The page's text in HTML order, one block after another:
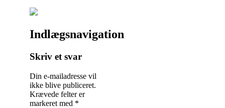
Indlægsnavigation
Skriv et svar
Din e-mailadresse vil
ikke blive publiceret.
Krævede felter er
markeret med *